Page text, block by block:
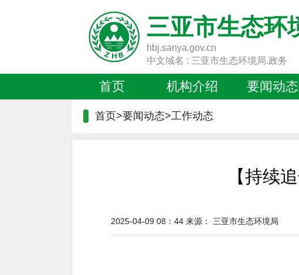
三亚市生态环
hbj.sanya.gov.cn
中文域名 : 三亚市生态环境局.政务
首页 机构介绍 要闻动态
首页>要闻动态>工作动态
【持续
2025-04-09 08：44 来源： 三亚市生态环境局